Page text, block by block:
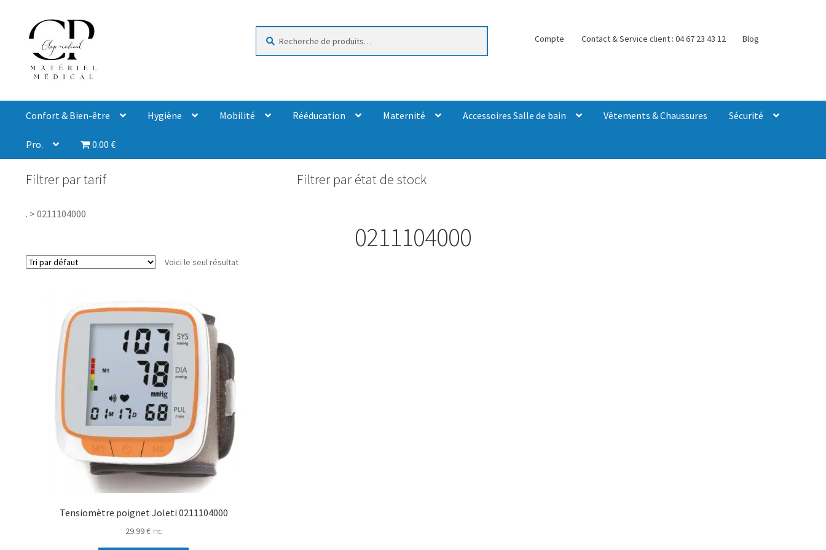
Compte Contact & Service client : 04 67 23 43 12 Blog
Confort & Bien-être Hygiène Mobilité Rééducation Maternité Accessoires Salle de bain Vêtements & Chaussures Sécurité
Pro. 0.00 €
Filtrer par tarif Filtrer par état de stock
. > 0211104000
0211104000
Voici le seul résultat
Tensiomètre poignet Joleti 0211104000
29.99€ TTC